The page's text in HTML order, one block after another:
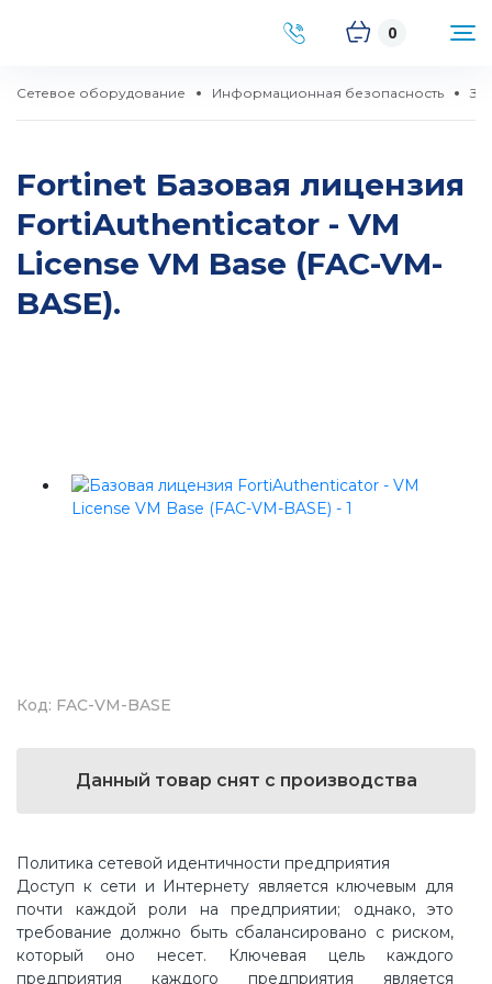
0
Сетевое оборудование Информационная безопасность
Fortinet Базовая лицензия
FortiAuthenticator - VM
License VM Base (FAC-VM-
BASE).
Код: FAC-VM-BASE
Данный товар снят с производства
Политика сетевой идентичности предприятия
Доступ к сети и Интернету является ключевым для
почти каждой роли на предприятии; однако, это
требование должно быть сбалансировано с риском,
который оно несет. Ключевая цель каждого
предприятия каждого предприятия является